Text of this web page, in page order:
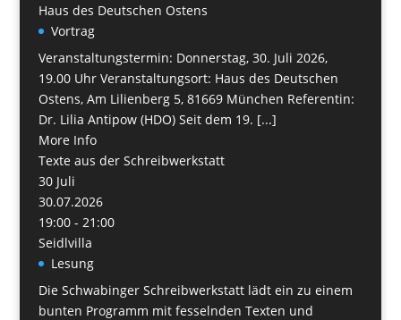
Haus des Deutschen Ostens
Vortrag
Veranstaltungstermin: Donnerstag, 30. Juli 2026,
19.00 Uhr Veranstaltungsort: Haus des Deutschen
Ostens, Am Lilienberg 5, 81669 München Referentin:
Dr. Lilia Antipow (HDO) Seit dem 19. [...]
More Info
Texte aus der Schreibwerkstatt
30 Juli
30.07.2026
19:00 - 21:00
Seidlvilla
Lesung
Die Schwabinger Schreibwerkstatt lädt ein zu einem
bunten Programm mit fesselnden Texten und